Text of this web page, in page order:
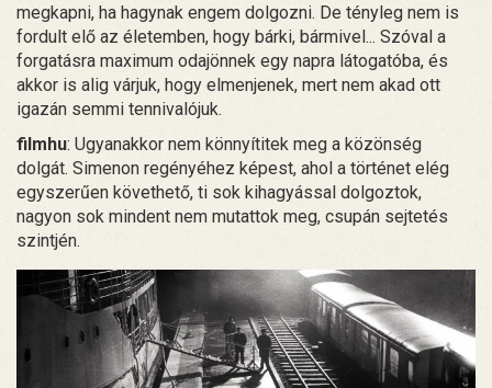
megkapni, ha hagynak engem dolgozni. De tényleg nem is
fordult elő az életemben, hogy bárki, bármivel... Szóval a
forgatásra maximum odajönnek egy napra látogatóba, és
akkor is alig várjuk, hogy elmenjenek, mert nem akad ott
igazán semmi tennivalójuk.
filmhu: Ugyanakkor nem könnyítitek meg a közönség
dolgát. Simenon regényéhez képest, ahol a történet elég
egyszerűen követhető, ti sok kihagyással dolgoztok,
nagyon sok mindent nem mutattok meg, csupán sejtetés
szintjén.